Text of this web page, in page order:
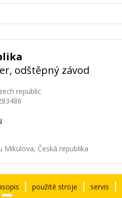
odštěpný závod
republic
Mikulova, Česká republika
použité stroje servis